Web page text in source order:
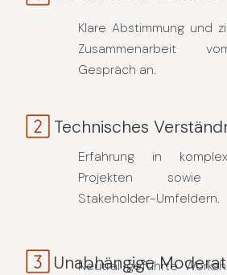
Klare Abstimmung und
Zusammenarbeit
Gespräch an.
Technisches
Erfahrung in
Projekten sowie
Stakeholder-Umfeldern.
Unabhängige
Neutral geführte